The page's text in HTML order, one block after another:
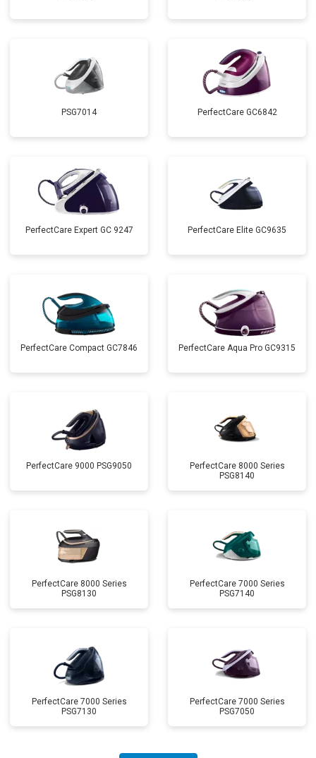
PSG7014 PerfectCare GC6842
PerfectCare Expert GC 9247 PerfectCare Elite GC9635
PerfectCare Compact GC7846 PerfectCare Aqua Pro GC9315
PerfectCare 9000 PSG9050
PerfectCare 8000 Series
PSG8140
PerfectCare 8000 Series
PSG8130
PerfectCare 7000 Series
PSG7140
PerfectCare 7000 Series
PSG7130
PerfectCare 7000 Series
PSG7050